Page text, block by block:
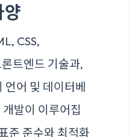
양
CSS,
트엔드 기술과,
어 및 데이터베
발이 이루어집
준 준수와 최적화